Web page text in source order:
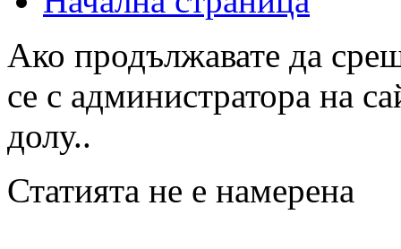
Ако продължавате да
се с администратора на
долу..
Статията не е намерена